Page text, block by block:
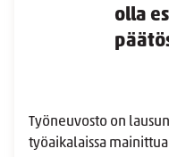
olla
Työneuvosto on
työaikalaissa mainittua